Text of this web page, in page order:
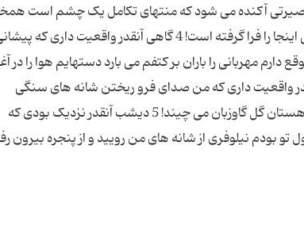
آکنده می شود که منتهای تکامل یک چشم است
ام می گوید: صفات ثبوتیه کدامند؟ من می گویم: باز چه بوی خوشی اینجا را فرا گرفته است! 4 گاهی آنقدر واقعیت
مهربانی را باران بر کتفم می بارد دستهایم هوا را در
واقعیت داری که من صدای فرو ریختن شانه های سنگی
شیطان را می شنوم و تعجب نمی کنم اگر ببینم ماه با بچه های کوهستان گل گاوزبان می چیند! 5 دیشب آنقدر نزدیک بودی که
بودم نیلوفری از شانه های من رویید و از پنجره بیرون